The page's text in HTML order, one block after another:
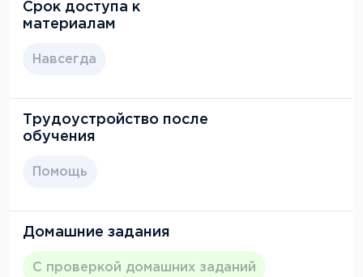
Срок доступа к
материалам
Навсегда
Трудоустройство после
обучения
Помощь
Домашние задания
С проверкой домашних заданий